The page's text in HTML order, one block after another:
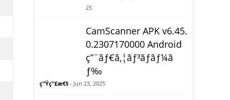
25
CamScanner APK v6.45.
0.2307170000 Android
ç”¨ãƒ€ã‚¦ãƒ³ãƒ­ãƒ¼ã
ƒ‰
ç”Ÿç”£æ€§ - Jun 23, 2025